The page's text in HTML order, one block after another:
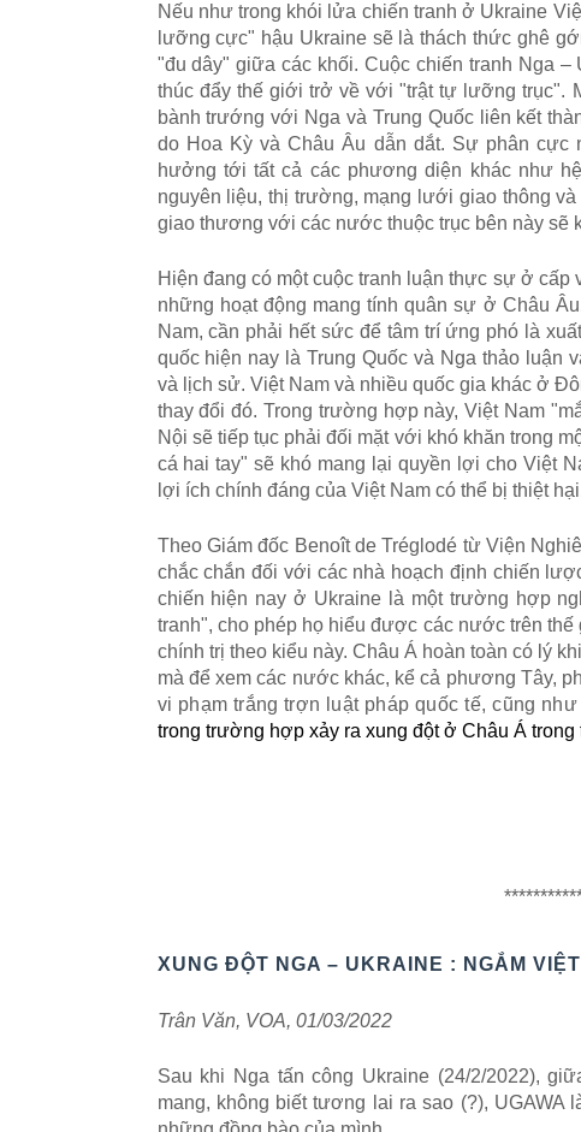
Nếu nhưtrong khói l ửa chiến tranhở Ukraine Việ
ưỡng cực" hậu Ukraine sẽlà thách thức ghêgớ
"đu dây" giữa các khối. Cuộc chiến tranh Nga –
thúc đẩy thếgiới trở vềvới"trật tự ưỡng trục".
bành trướng với Nga và Trung Quốc liên kết thà
do Hoa Kỳvà ChâuÂu dẫn dắt. Sựphân cực
hưởng tới tất cả các phương diện khác như hệ
nguyên liệu, thị trường, mạng l ưới giao thông và
giao thương với các nước thuộc trục bên này sẽ
Hiện đang cómột cuộc tranh luận thực sự ở cấp
những hoạt động mang tính quân sự ở Châu Â
Nam, cần phải hết sức đểtâm trí ứng phó là xuấ
quốc hiện nay là Trung Quốc và Nga thảo luận v
và ịch sử. Việt Nam và nhiều quốc gia khácở Đô
thayđổiđó. Trong trường hợp này, Việt Nam "m
Nội sẽtiếp tục phảiđối mặt với khókhăn trong m
cá hai tay" sẽ khó mang lại quyền lợi cho Việt
ợi ích chính đáng của Việt Nam cóthểbị thiệt hạ
Theo Giám đốc Benoît de Tréglodé từViện Nghiê
chắc chắnđối với các nhà hoạch định chiến l ượ
chiến hiện nayở Ukraine l à một trường hợp
tranh", cho phép họ hiểuđược các nước trên thế
chính trị theo kiểu này. Châu Á hoàn toàn cól ýkhi
mà đểxem các nước khác, kể cả phương Tây,
vi phạm trắng trợn luật pháp quốc tế, cũng như
trong trường hợp xảy ra xung độtở Châu Átrong
XUNG ĐỘT NGA – UKRAINE : NGẮ M VI Ệ
Trân Văn, VOA, 01/03/2022
Sau khi Nga tấn công Ukraine (24/2/2022), giữ
mang, không biết tương lai ra sao (?), UGAWA l